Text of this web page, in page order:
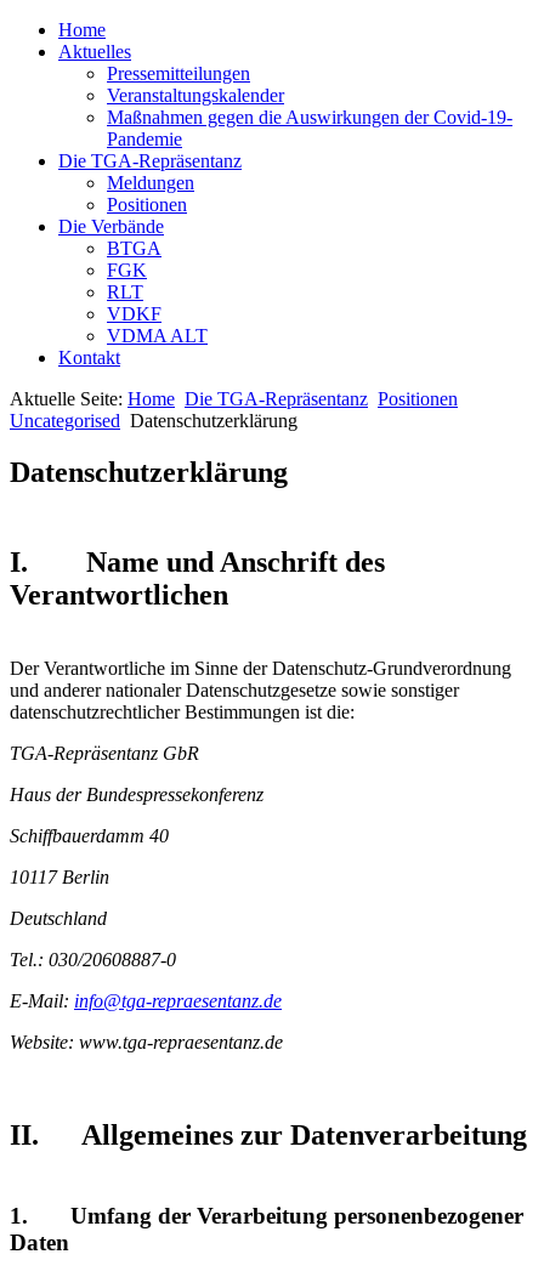
Home
Aktuelles
Pressemitteilungen
Veranstaltungskalender
Maßnahmen gegen die Auswirkungen der Covid-19-
Pandemie
Die TGA-Repräsentanz
Meldungen
Positionen
Die Verbände
BTGA
FGK
RLT
VDKF
VDMA ALT
Kontakt
Aktuelle Seite: Home Die TGA-Repräsentanz Positionen
Uncategorised Datenschutzerklärung
Datenschutzerklärung
I. Name und Anschrift des
Verantwortlichen
Der Verantwortliche im Sinne der Datenschutz-Grundverordnung
und anderer nationaler Datenschutzgesetze sowie sonstiger
datenschutzrechtlicher Bestimmungen ist die:
TGA-Repräsentanz GbR
Haus der Bundespressekonferenz
Schiffbauerdamm 40
10117 Berlin
Deutschland
Tel.: 030/20608887-0
E-Mail: info@tga-repraesentanz.de
Website: www.tga-repraesentanz.de
II. Allgemeines zur Datenverarbeitung
1. Umfang der Verarbeitung personenbezogener
Daten